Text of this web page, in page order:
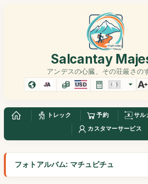
Salcantay
アンデスの心臓、その荘厳さの
JA USD
トレック 予約 サル
カスタマーサービス
フォトアルバム: マチュピチュ